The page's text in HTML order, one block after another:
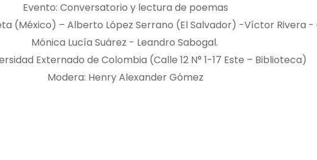
Evento: Conversatorio y lectura de poemas
(México) – Alberto López Serrano (El Salvador) -Víctor Rivera
Mónica Lucía Suárez - Leandro Sabogal.
Externado de Colombia (Calle 12 N° 1-17 Este – Biblioteca)
Modera: Henry Alexander Gómez